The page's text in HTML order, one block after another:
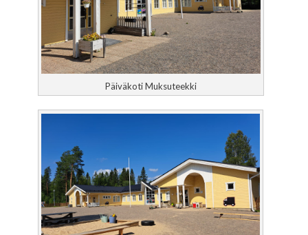
Päiväkoti Muksuteekki